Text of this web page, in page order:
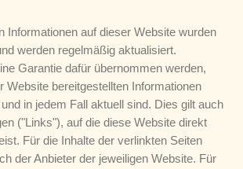
Informationen auf dieser Website wurden
werden regelmäßig aktualisiert.
Garantie dafür übernommen werden,
Website bereitgestellten Informationen
in jedem Fall aktuell sind. Dies gilt auch
("Links"), auf die diese Website direkt
Für die Inhalte der verlinkten Seiten
der Anbieter der jeweiligen Website. Für